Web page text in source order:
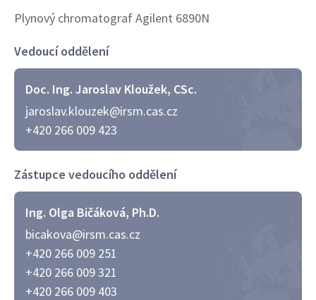
Plynový chromatograf Agilent 6890N
Vedoucí oddělení
Doc. Ing. Jaroslav Kloužek, CSc.
jaroslav.klouzek@irsm.cas.cz
+420 266 009 423
Zástupce vedoucího oddělení
Ing. Olga Bičáková, Ph.D.
bicakova@irsm.cas.cz
+420 266 009 251
+420 266 009 321
+420 266 009 403